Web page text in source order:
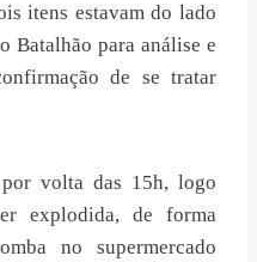
itens estavam do lado
Batalhão para análise e
de se tratar
volta das 15h, logo
explodida, de forma
no supermercado